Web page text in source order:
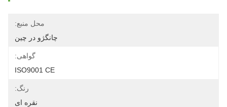
محل منبع:
چانگژو در چین
گواهی:
ISO9001 CE
رنگ:
نقره ای